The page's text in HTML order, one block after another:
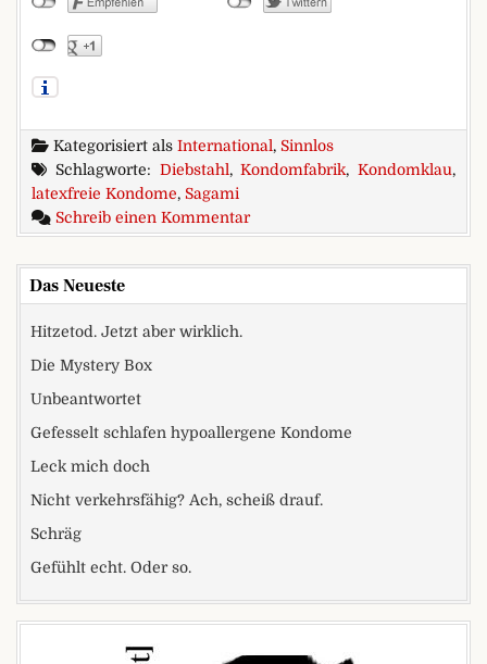
Kategorisiert als International, Sinnlos
Schlagworte: Diebstahl,Kondomfabrik, Kondomklau,
latexfreie Kondome, Sagami
Schreib einen Kommentarzu Kondome für den
Das Neueste
Hitzetod. Jetzt aber wirklich.
Die Mystery Box
Unbeantwortet
Gefesselt schlafen hypoallergene Kondome
Leck mich doch
Nicht verkehrsfähig? Ach, scheiß drauf.
Schräg
Gefühlt echt. Oder so.